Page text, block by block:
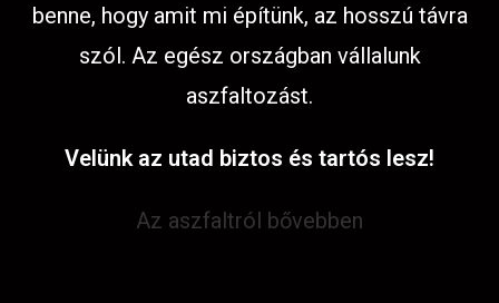
benne, hogy amit mi építünk, az hosszú távra
szól. Az egész országban vállalunk
aszfaltozást.
Velünk az utad biztos és tartós lesz!
Az aszfaltról bővebben